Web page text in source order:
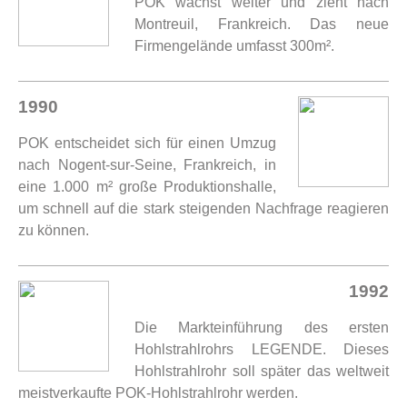
Montreuil, Frankreich. Das neue
Firmengelände umfasst 300m².
1990
POK entscheidet sich für einen Umzug
nach Nogent-sur-Seine, Frankreich, in
eine 1.000 m² große Produktionshalle,
um schnell auf die stark steigenden Nachfrage reagieren
zu können.
1992
Die Markteinführung des ersten
Hohlstrahlrohrs LEGENDE. Dieses
Hohlstrahlrohr soll später das weltweit
meistverkaufte POK-Hohlstrahlrohr werden.